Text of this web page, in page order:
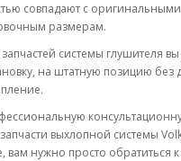
совпадают с
размерам.
системы глушителя
на штатную позицию без
выхлопной системы
вам нужно просто обратиться